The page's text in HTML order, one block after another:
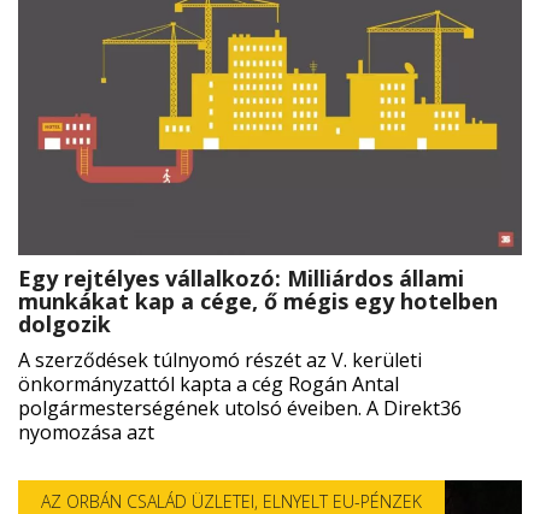
Egy rejtélyes vállalkozó: Milliárdos állami
munkákat kap a cége, ő mégis egy hotelben
dolgozik
A szerződések túlnyomó részét az V. kerületi
önkormányzattól kapta a cég Rogán Antal
polgármesterségének utolsó éveiben. A Direkt36
nyomozása azt
AZ ORBÁN CSALÁD ÜZLETEI, ELNYELT EU-PÉNZEK